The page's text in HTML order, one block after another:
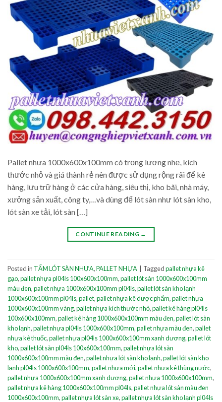
Pallet nhựa 1000x600x100mm có trọng lượng nhẹ, kích
thước nhỏ và giá thành rẻ nên được sử dụng rộng rãi để kê
hàng, lưu trữ hàng ở các cửa hàng, siêu thị, kho bãi, nhà máy,
xưởng sản xuất, công ty,…và dùng để lót sàn như lót sàn kho,
lót sàn xe tải, lót sàn […]
CONTINUE READING →
Posted in TẤM LÓT SÀN NHỰA,PALLET NHỰA Taggedpallet nhựa kê
gạo,pallet nhựa pl04ls 100x600x100mm,pallet lót sàn 1000x600x100mm
màu đen,pallet nhựa 1000x600x100mm pl04ls,pallet lót sàn kho lạnh
1000x600x100mm pl04ls,pallet,pallet nhựa kê dược phẩm,pallet nhựa
1000x600x100mm vàng,pallet nhựa kích thước nhỏ,pallet kê hàng pl04ls
100x600x100mm,pallet kê hàng 1000x600x100mm màu đen,pallet lót sàn
kho lạnh,pallet nhựa pl04ls 1000x600x100mm,pallet nhựa màu đen,pallet
nhựa kê thuốc,pallet nhựa pl04ls 1000x600x100mm xanh dương,pallet lót
kho,pallet lót sàn pl04ls 100x600x100mm,pallet nhựa lót sàn
1000x600x100mm màu đen,pallet nhựa lót sàn kho lạnh,pallet lót sàn kho
lạnh pl04ls 1000x600x100mm,pallet nhựa mới,pallet nhựa kê thùng nước,
pallet nhựa 1000x600x100mm xanh dương,pallet nhựa 1000x600x100mm,
pallet nhựa kê hàng 1000x600x100mm pl04ls,pallet nhựa lót sàn màu đen
1000x600x100mm,pallet nhựa lót sàn xe,pallet nhựa lót sàn kho lạnh pl04ls